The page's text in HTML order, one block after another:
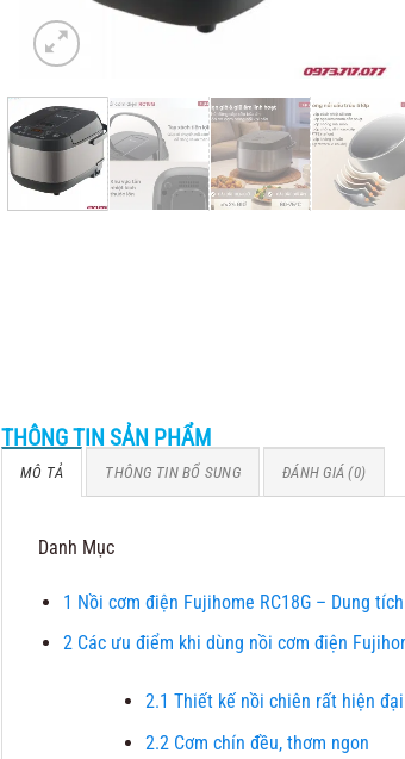
THÔNG TIN SẢN PHẨM
MÔ TẢ THÔNG TIN BỔ SUNG ĐÁNH GIÁ (0)
Danh Mục
1 Nồi cơm điện Fujihome RC18G – Dung
2Các ưu điểm khi dùng nồi cơm điện
2.1 Thiết kế nồi chiên rất hiện
2.2 Cơm chín đều, thơm ngon